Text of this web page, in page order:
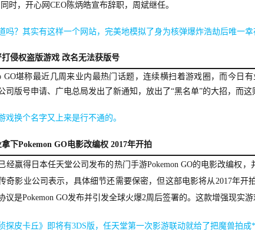
时，开心网CEO陈炳皓宣布辞职，周斌继任。
吗？其实有这样一个网站，完美地模拟了身为核弹爆炸浩劫后唯一幸
打侵权盗版游戏 改名无法获版号
GO堪称最近几周来业内最热门话题，连续横扫着游戏圈，而今日
司版号申请、广电总局发出了新通知，放出了“黑名单”的大招，而这
戏换个名字又上来是行不通的。
下Pokemon GO电影改编权 2017年开拍
经赢得日本任天堂公司发布的热门手游Pokemon GO的电影改编权
奇影业公司表示，具体细节还需要保密，但这部电影将从2017年开
议是Pokemon GO发布并引发全球火爆2周后签署的。这款增强现实
探皮卡丘》即将有3DS版，任天堂第一次影游联动就给了把魔兽拍成*